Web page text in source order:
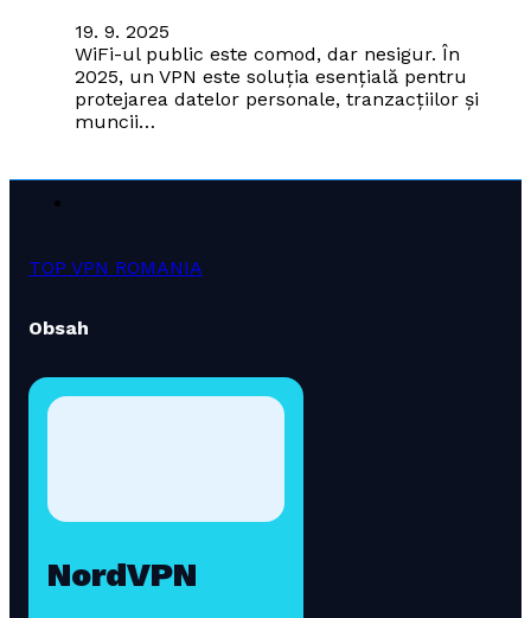
19. 9. 2025
WiFi-ul public este comod, dar nesigur. În
2025, un VPN este soluția esențială pentru
protejarea datelor personale, tranzacțiilor și
muncii…
TOP VPN ROMANIA
Obsah
NordVPN